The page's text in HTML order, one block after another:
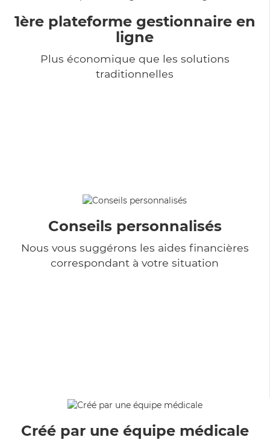
1ère plateforme gestionnaire en
ligne
Plus économique que les solutions
traditionnelles
Conseils personnalisés
Nous vous suggérons les aides financières
correspondant à votre situation
Créé par une équipe médicale